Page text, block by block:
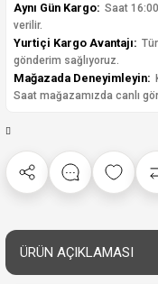
Aynı Gün Kargo: Saat
verilir.
Yurtiçi Kargo Avantajı:
gönderim sağlıyoruz.
Mağazada Deneyimleyin:
Saat mağazamızda canlı
ÜRÜN AÇIKLAMASI